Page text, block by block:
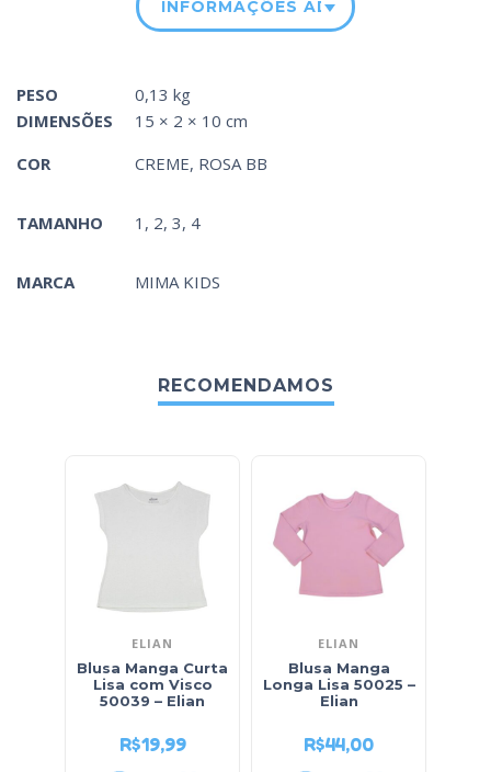
INFORMAÇÕES ADICIONAIS
PESO
0,13 kg
DIMENSÕES
15 × 2 × 10 cm
COR
CREME, ROSA BB
TAMANHO 1, 2, 3, 4
MARCA MIMA KIDS
RECOMENDAMOS
ELIAN
Blusa Manga Curta
Lisa com Visco
50039 – Elian
R$19,99
ELIAN
Blusa Manga
Longa Lisa 50025 –
Elian
R$44,00